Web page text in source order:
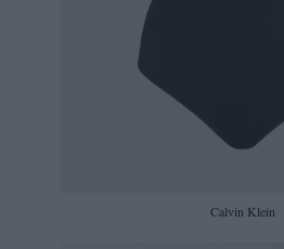
Calvin Klein